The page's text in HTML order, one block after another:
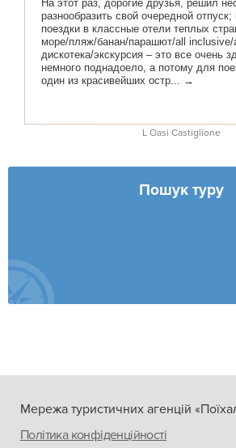
L Oasi Castiglione
Пошук туру
Мережа туристичних агенцій
Політика конфіденційності